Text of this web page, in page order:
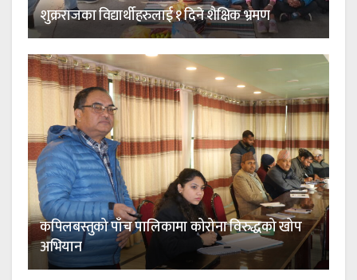
शुक्रराजका विद्यार्थीहरुलाई १ दिने शैक्षिक भ्रमण
कपिलबस्तुको पाँच पालिकामा कोरोना विरुद्धको खोप
अभियान